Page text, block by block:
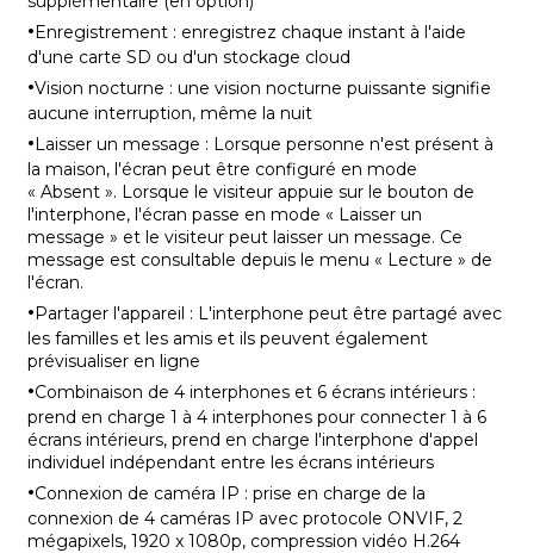
·Enregistrement : enregistrez chaque instant à l'aide
d'une carte SD ou d'un stockage cloud
·Vision nocturne : une vision nocturne puissante signifie
aucune interruption, même la nuit
·Laisser un message : Lorsque personne n'est présent à
la maison, l'écran peut être configuré en mode
« Absent ». Lorsque le visiteur appuie sur le bouton de
l'interphone, l'écran passe en mode « Laisser un
message » et le visiteur peut laisser un message. Ce
message est consultable depuis le menu « Lecture » ​​de
l'écran.
·Partager l'appareil : L'interphone peut être partagé avec
les familles et les amis et ils peuvent également
prévisualiser en ligne
·Combinaison de 4 interphones et 6 écrans intérieurs :
prend en charge 1 à 4 interphones pour connecter 1 à 6
écrans intérieurs, prend en charge l'interphone d'appel
individuel indépendant entre les écrans intérieurs
·Connexion de caméra IP : prise en charge de la
connexion de 4 caméras IP avec protocole ONVIF, 2
mégapixels, 1920 x 1080p, compression vidéo H.264